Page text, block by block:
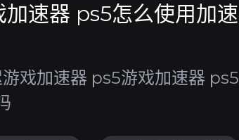
速器 ps5怎么使用加速
戏加速器 ps5游戏加速器 ps5